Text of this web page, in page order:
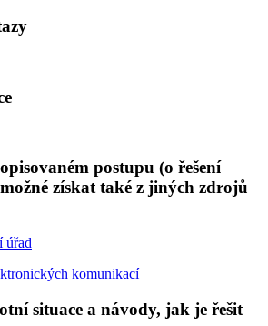
postupu (o řešení
získat také z jiných zdrojů
úřad
komunikací
situace a návody, jak je řešit